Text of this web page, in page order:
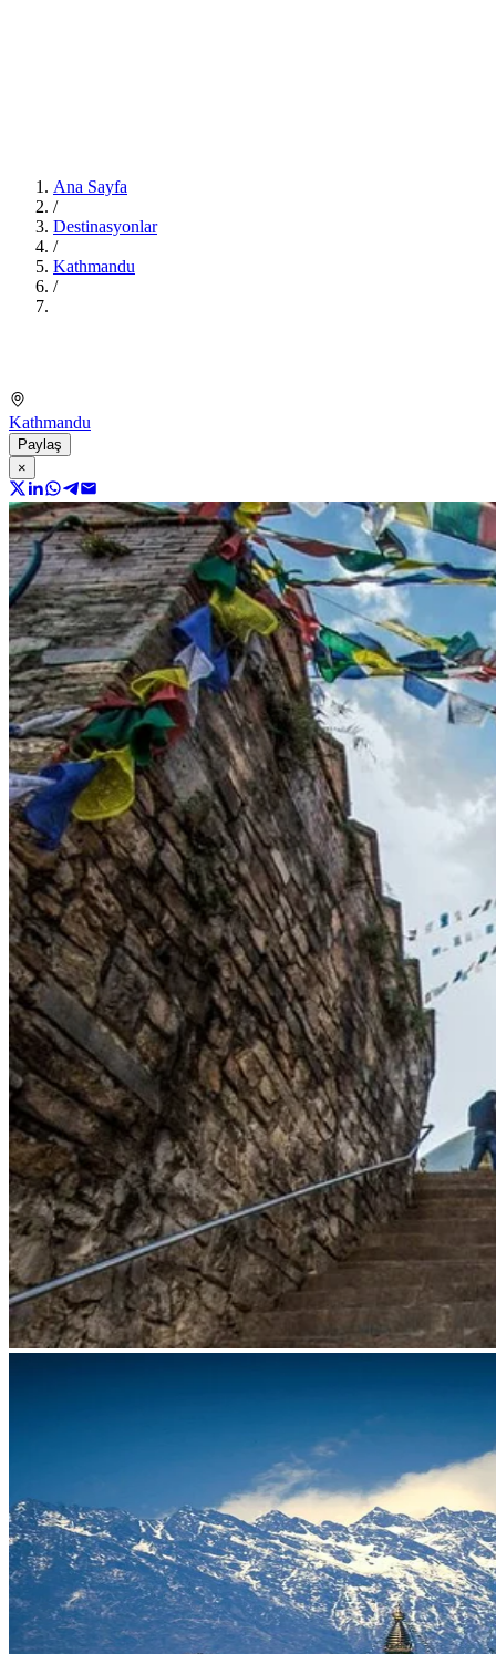
Ana Sayfa
/
Destinasyonlar
/
Kathmandu
/
Kathmandu
Paylaş
×